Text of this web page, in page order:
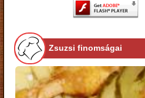
Zsuzsi finomságai